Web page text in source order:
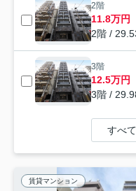
2階
11.8万円
2階 /
3階
12.5万円
3階 /
すべ
賃貸マンション